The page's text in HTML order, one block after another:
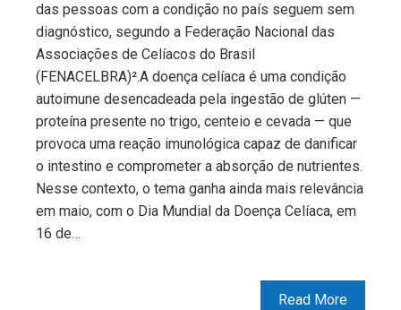
das pessoas com a condição no país seguem sem
diagnóstico, segundo a Federação Nacional das
Associações de Celíacos do Brasil
(FENACELBRA)².A doença celíaca é uma condição
autoimune desencadeada pela ingestão de glúten —
proteína presente no trigo, centeio e cevada — que
provoca uma reação imunológica capaz de danificar
o intestino e comprometer a absorção de nutrientes.
Nesse contexto, o tema ganha ainda mais relevância
em maio, com o Dia Mundial da Doença Celíaca, em
16 de…
Read More